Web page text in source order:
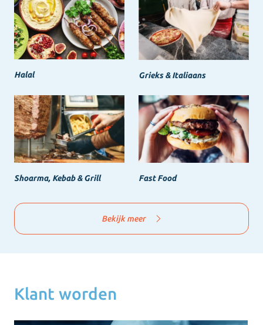
Halal Grieks & Italiaans
Shoarma, Kebab & Grill Fast Food
Bekijk meer
Klant worden